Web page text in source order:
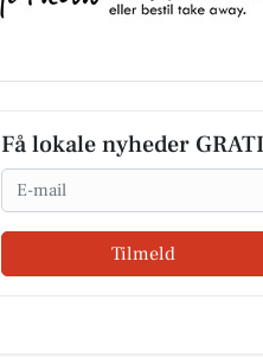
Få lokale nyheder
Email
Tilmeld